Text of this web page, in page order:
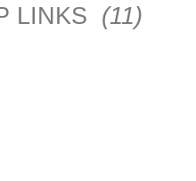
LINKS (11)